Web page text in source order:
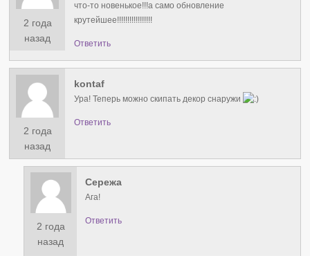
2 года
назад
что-то новенькое!!!а само обновление
крутейшее!!!!!!!!!!!!!!!!!
Ответить
2 года
назад
kontaf
Ура! Теперь можно скипать декор снаружи
Ответить
2 года
назад
Сережа
Ага!
Ответить